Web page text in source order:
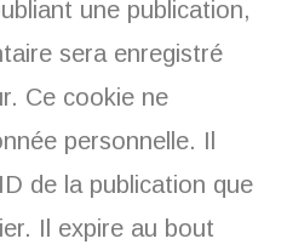
une publication,
sera enregistré
Ce cookie ne
personnelle. Il
de la publication que
Il expire au bout